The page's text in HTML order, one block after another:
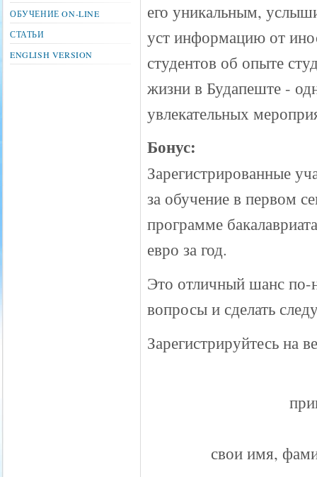
его уникальным,
уст информацию от
студентов об опыте
жизни в Будапеште -
увлекательных
Бонус:
Зарегистрированные
за обучение в первом
программе
евро за год.
Это отличный шанс по-
вопросы и сделать
Зарегистрируйтесь на
свои имя,
ОБУЧЕНИЕ ON-LINE
СТАТЬИ
ENGLISH VERSION